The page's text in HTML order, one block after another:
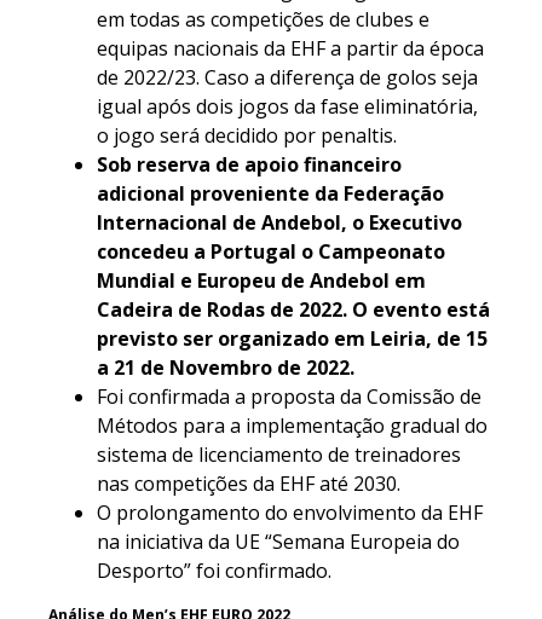
em todas as competições de clubes e
equipas nacionais da EHF a partir da época
de 2022/23. Caso a diferença de golos seja
igual após dois jogos da fase eliminatória,
o jogo será decidido por penaltis.
Sob reserva de apoio financeiro
adicional proveniente da Federação
Internacional de Andebol, o Executivo
concedeu a Portugal o Campeonato
Mundial e Europeu de Andebol em
Cadeira de Rodas de 2022. O evento está
previsto ser organizado em Leiria, de 15
a 21 de Novembro de 2022.
Foi confirmada a proposta da Comissão de
Métodos para a implementação gradual do
sistema de licenciamento de treinadores
nas competições da EHF até 2030.
O prolongamento do envolvimento da EHF
na iniciativa da UE “Semana Europeia do
Desporto” foi confirmado.
Análise do Men’s EHF EURO 2022